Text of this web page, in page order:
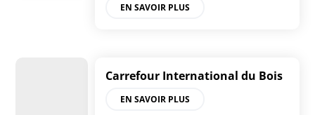
EN SAVOIR PLUS
Carrefour International du Bois
EN SAVOIR PLUS